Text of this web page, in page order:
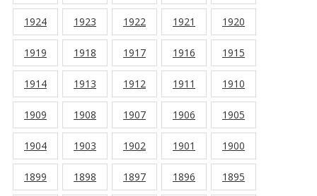
1924 1923 1922 1921 1920
1919 1918 1917 1916 1915
1914 1913 1912 1911 1910
1909 1908 1907 1906 1905
1904 1903 1902 1901 1900
1899 1898 1897 1896 1895